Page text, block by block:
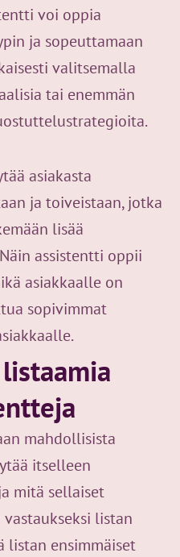
voi oppia
ja sopeuttamaan
valitsemalla
tai enemmän
asiakasta
ja toiveistaan, jotka
lisää
assistentti oppii
asiakkaalle on
sopivimmat
mahdollisista
itselleen
mitä sellaiset
listan
listan ensimmäiset